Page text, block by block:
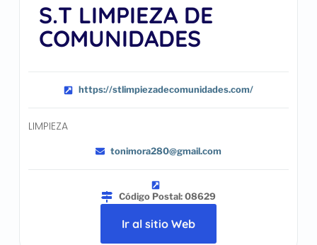
S.T LIMPIEZA DE
COMUNIDADES
https://stlimpiezadecomunidades.com/
LIMPIEZA
tonimora280@gmail.com
Código Postal: 08629
Ir al sitio Web